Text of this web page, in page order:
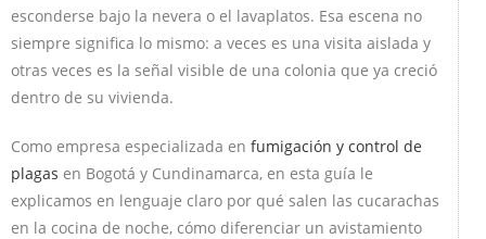
esconderse bajo la nevera o el lavaplatos. Esa escena no
siempre significa lo mismo: a veces es una visita aislada y
otras veces es la señal visible de una colonia que ya creció
dentro de su vivienda.
Como empresa especializada en fumigación y control de
plagas en Bogotá y Cundinamarca, en esta guía le
explicamos en lenguaje claro por qué salen las cucarachas
en la cocina de noche, cómo diferenciar un avistamiento